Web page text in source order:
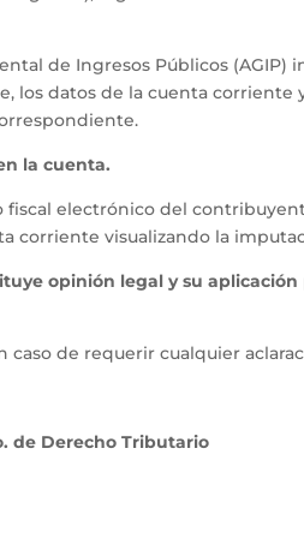
de Ingresos Públicos
los datos de la cuenta corriente
la cuenta.
fiscal electrónico del
corriente visualizando la
opinión legal y su
caso de requerir cualquier
de Derecho Tributario